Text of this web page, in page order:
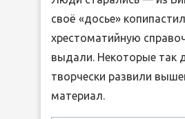
своё «досье»
хрестоматийную
выдали. Некоторые так
творчески развили
материал.